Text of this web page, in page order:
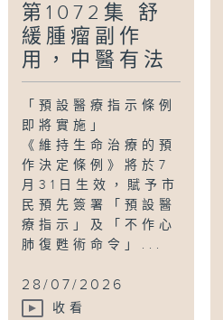
第1072集 舒
緩腫瘤副作
用，中醫有法
「預設醫療指示條例
即將實施」
《維持生命治療的預
作決定條例》將於7
月31日生效，賦予市
民預先簽署「預設醫
療指示」及「不作心
肺復甦術命令」...
28/07/2026
收看